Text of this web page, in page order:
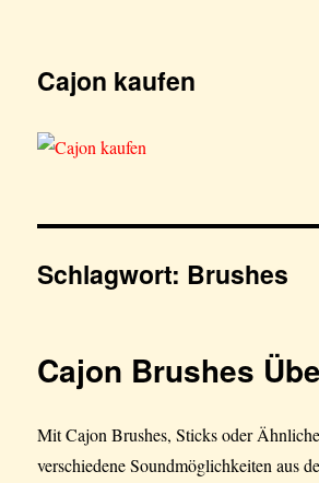
Cajon kaufen
Schlagwort: Brushes
Cajon Brushes
Mit Cajon Brushes, Sticks oder
verschiedene Soundmöglichkeiten aus